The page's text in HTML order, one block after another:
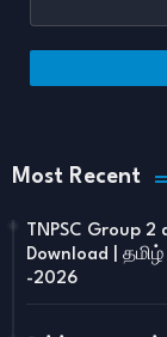
Most Recent
TNPSC Group 2
Download |
-2026